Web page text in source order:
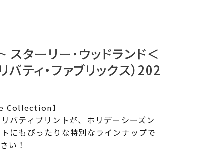
スターリー・ウッドランド＜
ティ・ファブリックス）202
Collection】
バティプリントが、ホリデーシーズン
にもぴったりな特別なラインナップで
い！